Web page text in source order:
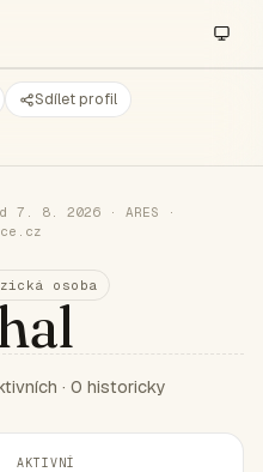
Sdílet profil
7. 8. 2026 · ARES ·
osoba
· 0 historicky
AKTIVNÍ